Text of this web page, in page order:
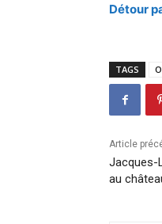
Détour
TAGS
Article
Jacques-
au